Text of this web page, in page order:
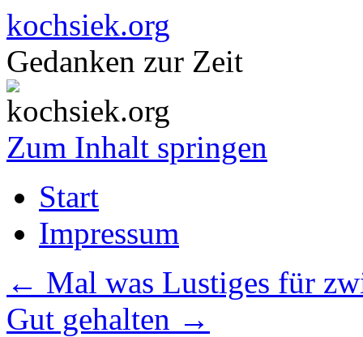
kochsiek.org
Gedanken zur Zeit
Zum Inhalt springen
Start
Impressum
← Mal was Lustiges für
Gut gehalten →